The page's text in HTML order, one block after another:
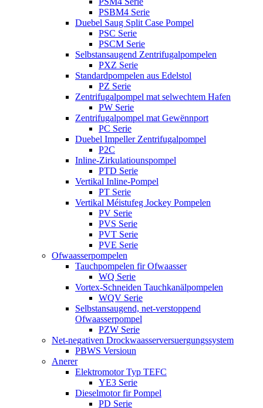
PSBM4 Serie
Duebel Saug Split Case Pompel
PSC Serie
PSCM Serie
Selbstansaugend Zentrifugalpompelen
PXZ Serie
Standardpompelen aus Edelstol
PZ Serie
Zentrifugalpompel mat selwechtem Hafen
PW Serie
Zentrifugalpompel mat Gewënnport
PC Serie
Duebel Impeller Zentrifugalpompel
P2C
Inline-Zirkulatiounspompel
PTD Serie
Vertikal Inline-Pompel
PT Serie
Vertikal Méistufeg Jockey Pompelen
PV Serie
PVS Serie
PVT Serie
PVE Serie
Ofwaasserpompelen
Tauchpompelen fir Ofwaasser
WQ Serie
Vortex-Schneiden Tauchkanälpompelen
WQV Serie
Selbstansaugend, net-verstoppend
Ofwaasserpompel
PZW Serie
Net-negativen Drockwaasserversuergungssystem
PBWS Versioun
Anerer
Elektromotor Typ TEFC
YE3 Serie
Dieselmotor fir Pompel
PD Serie